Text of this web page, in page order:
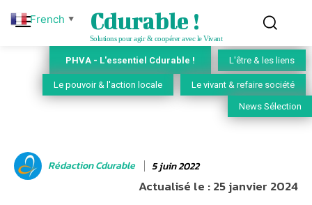
Cdurable !
Solutions pour agir & coopérer avec le Vivant
PHVA - L'essentiel Cdurable ! L'être & les liens
Le pouvoir & l'action locale Le vivant & refaire société
News Sélection
Rédaction Cdurable 5 juin 2022
Actualisé le :25 janvier 2024
French ▼